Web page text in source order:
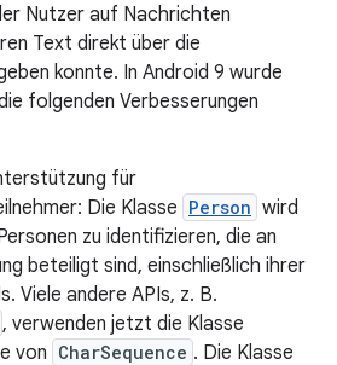
Nutzer auf Nachrichten
Text direkt über die
konnte. In Android 9 wurde
folgenden Verbesserungen
für
Die Klasse Person wird
zu identifizieren, die an
beteiligt sind, einschließlich ihrer
Viele andere APIs, z. B.
, verwenden jetzt die Klasse
von CharSequence . Die Klasse